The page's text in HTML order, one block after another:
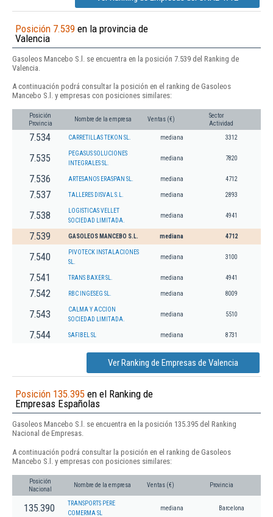
Posición 7.539 en la provincia de
Valencia
Gasoleos Mancebo S.l. se encuentra en la posición 7.539 del Ranking de
Valencia.
A continuación podrá consultar la posición en el ranking de Gasoleos
Mancebo S.l. y empresas con posiciones similares:
Posición
Provincia
Nombre de la empresa Ventas (€)
Sector
Actividad
7.534 CARRETILLAS TEKON SL. mediana 3312
7.535
PEGASUS SOLUCIONES
INTEGRALES SL.
mediana 7820
7.536 ARTESANOS ERASPAN SL. mediana 4712
7.537 TALLERES DISVAL S.L. mediana 2893
7.538
LOGISTICAS VELLET
SOCIEDAD LIMITADA.
mediana 4941
7.539 GASOLEOS MANCEBO S.L. mediana 4712
7.540
PIVOTECK INSTALACIONES
SL.
mediana 3100
7.541 TRANS BAXER SL. mediana 4941
7.542 RBC INGESEG SL. mediana 8009
7.543
CALMA Y ACCION
SOCIEDAD LIMITADA.
mediana 5510
7.544 SAFIBEL SL mediana 8731
Ver Ranking de Empresas de Valencia
Posición 135.395 en el Ranking de
Empresas Españolas
Gasoleos Mancebo S.l. se encuentra en la posición 135.395 del Ranking
Nacional de Empresas.
A continuación podrá consultar la posición en el ranking de Gasoleos
Mancebo S.l. y empresas con posiciones similares:
Posición
Nacional
Nombre de la empresa Ventas (€) Provincia
135.390
TRANSPORTS PERE
COMERMA SL
mediana Barcelona